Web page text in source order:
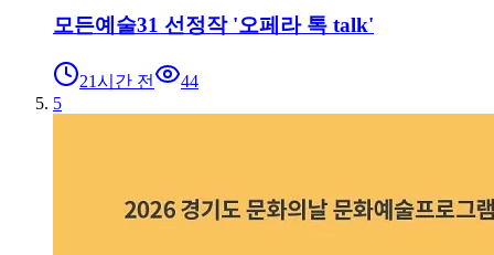
모든예술31 선정작 '오페라 톡 talk'
21시간 전
44
5